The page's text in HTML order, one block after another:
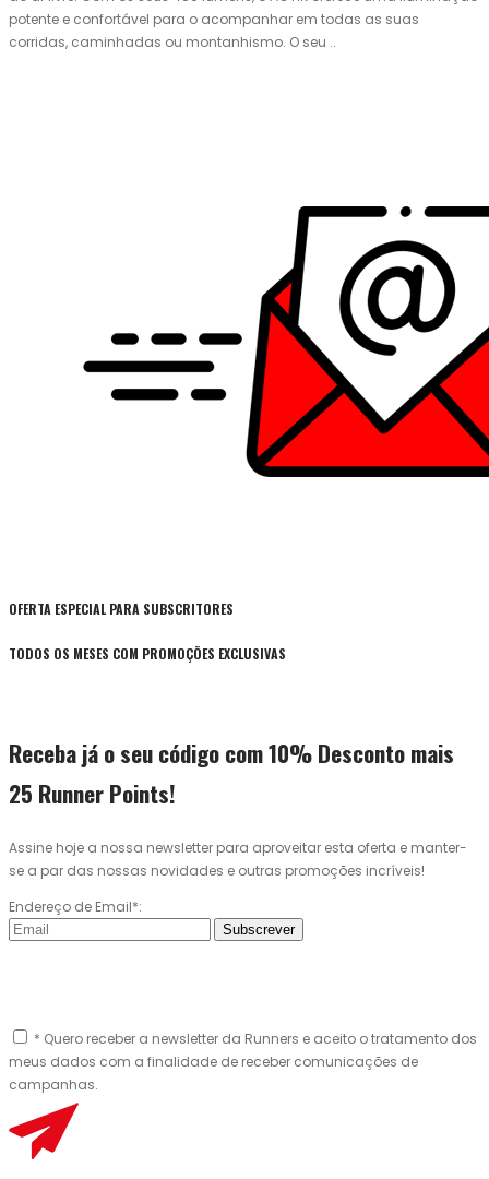
potente e confortável para o acompanhar em todas as suas
corridas, caminhadas ou montanhismo. O seu ..
OFERTA ESPECIAL PARA SUBSCRITORES
TODOS OS MESES COM PROMOÇÕES EXCLUSIVAS
Receba já o seu código com 10% Desconto mais
25 Runner Points!
Assine hoje a nossa newsletter para aproveitar esta oferta e manter-
se a par das nossas novidades e outras promoções incríveis!
Endereço de Email*:
Subscrever
* Quero receber a newsletter da Runners e aceito o tratamento dos
meus dados com a finalidade de receber comunicações de
campanhas.